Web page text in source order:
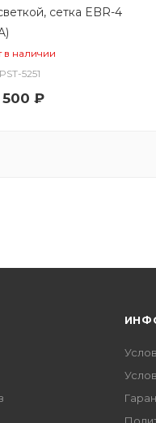
сетка EBR-4
в наличии
5251
500 ₽